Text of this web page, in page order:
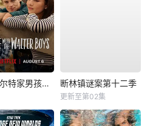
我与沃尔特家男孩的生活第三季 断林镇谜案第十二季
更新至第02集